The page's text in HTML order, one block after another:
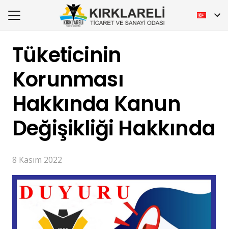
Tüketicinin
Korunması
Hakkında Kanun
Değişikliği Hakkında
8 Kasım 2022